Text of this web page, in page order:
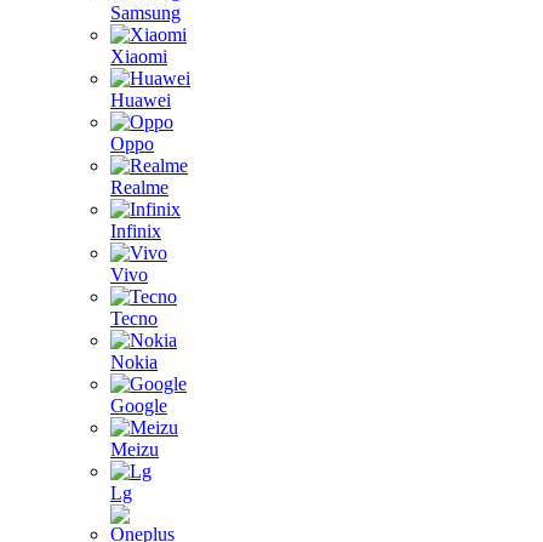
Samsung
Xiaomi
Huawei
Oppo
Realme
Infinix
Vivo
Tecno
Nokia
Google
Meizu
Lg